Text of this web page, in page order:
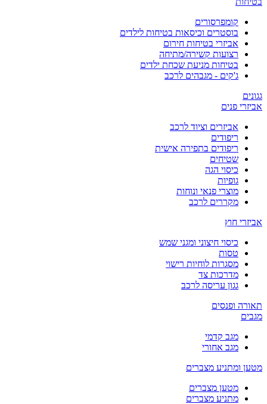
קומפרסורים
בוסטרים וכיסאות בטיחות לילדים
אביזרי בטיחות חירום
רצועות קשירה/מתיחה
בטיחות מניעת שכחת ילדים
ג'קים - מגבהים לרכב
גגונים
אביזרי פנים
אביזרים וציוד לרכב
ריפודים
ריפודים בתפירה אישית
שטיחים
כיסוי הגה
גופיות
מוצרי פנאי ונוחות
מקררים לרכב
אביזרי חוץ
כיסוי חיצוני ומגני שמש
טסות
מסגרות לוחיות רישוי
מדרכות צד
גגון עריסה לרכב
תאורה ופנסים
מגבים
מגב קדמי
מגב אחורי
מטען ומתניע מצברים
מטען מצברים
מתניע מצברים